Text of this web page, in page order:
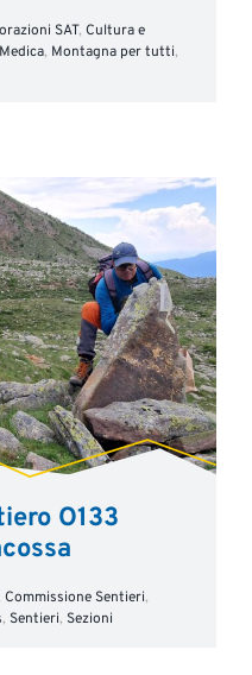
SAT, Cultura e
Medica, Montagna per tutti,
O133
Commissione Sentieri,
, Sentieri, Sezioni